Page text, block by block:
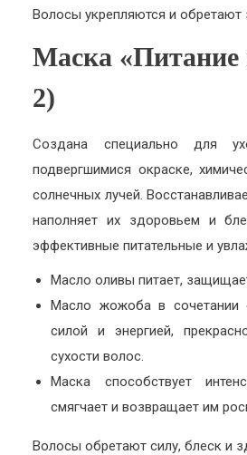
Волосы укрепляются и
Маска «Питание
2)
Создана специально для
подвергшимися окраске,
солнечных лучей.
наполняет их здоровьем и
эффективные питательные и
Масло оливы питает,
Масло жожоба в сочетании
силой и энергией,
сухости волос.
Маска способствует
смягчает и возвращает им
Волосы обретают силу, блеск и